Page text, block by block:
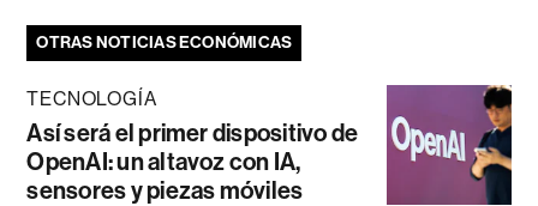
OTRAS NOTICIAS ECONÓMICAS
TECNOLOGÍA
Así será el primer dispositivo de
OpenAI: un altavoz con IA,
sensores y piezas móviles